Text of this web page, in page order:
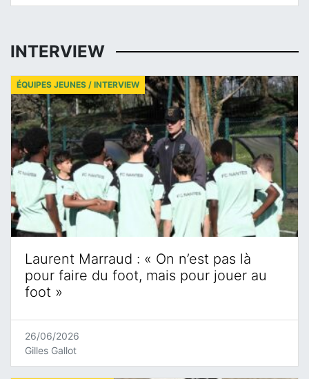
INTERVIEW
Laurent Marraud : « On n’est pas là
pour faire du foot, mais pour jouer au
foot »
ÉQUIPES JEUNES / INTERVIEW
26/06/2026
Gilles Gallot